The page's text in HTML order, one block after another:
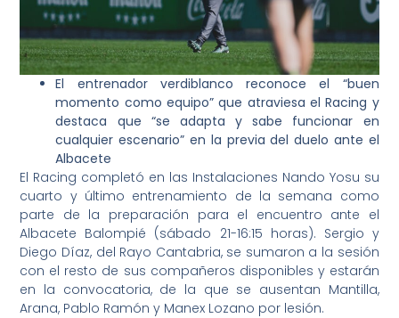
El entrenador verdiblanco reconoce el “buen
momento como equipo” que atraviesa el Racing y
destaca que “se adapta y sabe funcionar en
cualquier escenario” en la previa del duelo ante el
Albacete
El Racing completó en las Instalaciones Nando Yosu su
cuarto y último entrenamiento de la semana como
parte de la preparación para el encuentro ante el
Albacete Balompié (sábado 21-16:15 horas). Sergio y
Diego Díaz, del Rayo Cantabria, se sumaron a la sesión
con el resto de sus compañeros disponibles y estarán
en la convocatoria, de la que se ausentan Mantilla,
Arana, Pablo Ramón y Manex Lozano por lesión.